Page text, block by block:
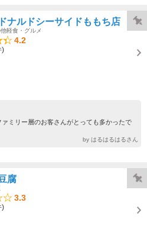
ナルドシーサイドももち店
軽食・グルメ
4.2
)
ミリー層のお客さんがとっても多かったで
by はるはるはるさん
腐
3.3
)